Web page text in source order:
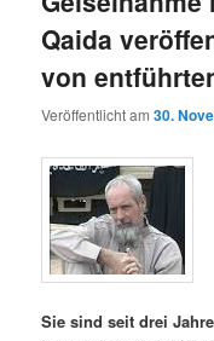
Qaida
von
Veröffentlicht am30.
Sie sind seit drei